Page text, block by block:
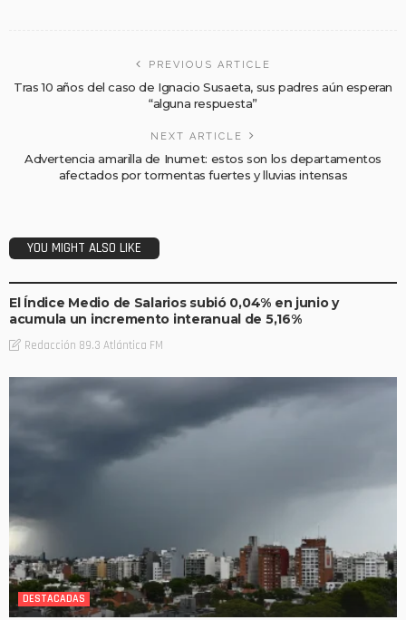
PREVIOUS ARTICLE
Tras 10 años del caso de Ignacio Susaeta, sus padres aún esperan
“alguna respuesta”
NEXT ARTICLE
Advertencia amarilla de Inumet: estos son los departamentos
afectados por tormentas fuertes y lluvias intensas
YOU MIGHT ALSO LIKE
El Índice Medio de Salarios subió 0,04% en junio y
acumula un incremento interanual de 5,16%
Redacción 89.3 Atlántica FM
DESTACADAS